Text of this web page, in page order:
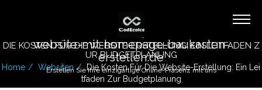
website-mit-homepage-baukasten-
erstellen.de
Erstellen Sie Ihre einzigartige Online-Präsenz mit uns
DIE KOSTEN FÜR DIE WEBSITE-ERSTELLUNG: EIN LEITFADEN Z
UR BUDGETPLANUNG
Home Websiten
Die Kosten Für Die Website-Erstellung: Ein Lei
Tfaden Zur Budgetplanung